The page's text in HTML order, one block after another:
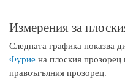
Измерения за
Следната графика показва
Фурие на плоския
правоъгълния прозорец.